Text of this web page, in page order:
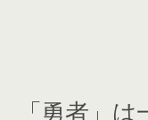
「勇者」